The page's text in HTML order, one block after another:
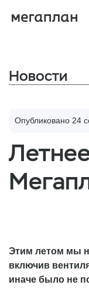
Новости
Опубликовано 24
Этим летом мы
включив
иначе было не